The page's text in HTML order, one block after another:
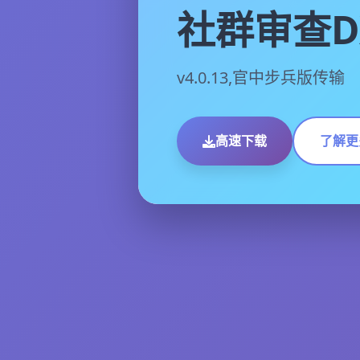
社群审查
v4.0.13,官中步兵版传输
高速下载 了解